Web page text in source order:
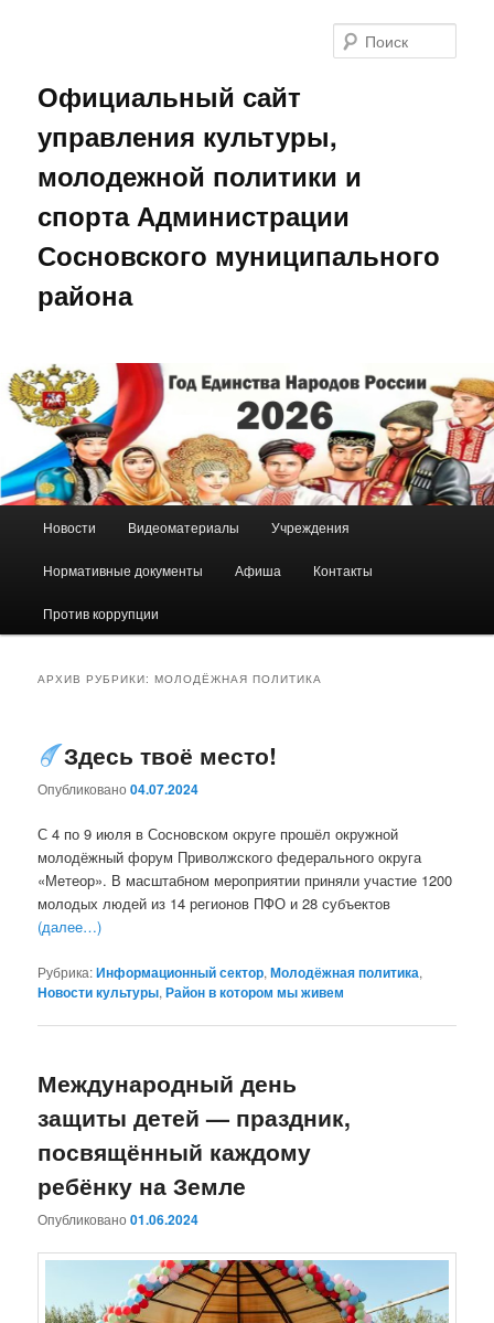
Официальный сайт
управления культуры,
молодежной политики и
спорта Администрации
Сосновского муниципального
района
Перейти
к
основному
содержимому
Перейти
к
дополнительному
содержимому
Новости Видеоматериалы Учреждения
Нормативные документы Афиша Контакты
Против коррупции
АРХИВ РУБРИКИ:МОЛОДЁЖНАЯ ПОЛИТИКА
Здесь твоё место!
Опубликовано04.07.2024
С 4 по 9 июля в Сосновском округе прошёл окружной
молодёжный форум Приволжского федерального округа
«Метеор». В масштабном мероприятии приняли участие 1200
молодых людей из 14 регионов ПФО и 28 субъектов
(далее…)
Рубрика:Информационный сектор,Молодёжная политика,
Новости культуры,Район в котором мы живем
Международный день
защиты детей — праздник,
посвящённый каждому
ребёнку на Земле
Опубликовано01.06.2024